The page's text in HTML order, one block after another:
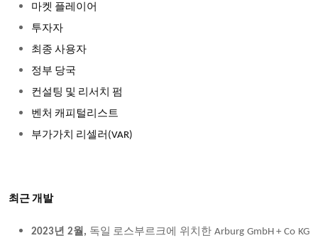
마켓 플레이어
투자자
최종 사용자
정부 당국
컨설팅 및 리서치 펌
벤처 캐피털리스트
부가가치 리셀러(VAR)
최근 개발
2023년 2월, 독일 로스부르크에 위치한 Arburg GmbH + Co KG